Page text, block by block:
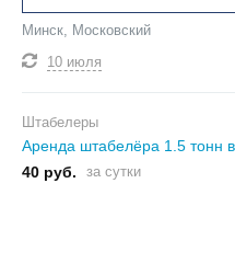
Минск, Московский
10 июля
Штабелеры
Аренда штабелёра 1.5 тонн
40 руб.
за сутки